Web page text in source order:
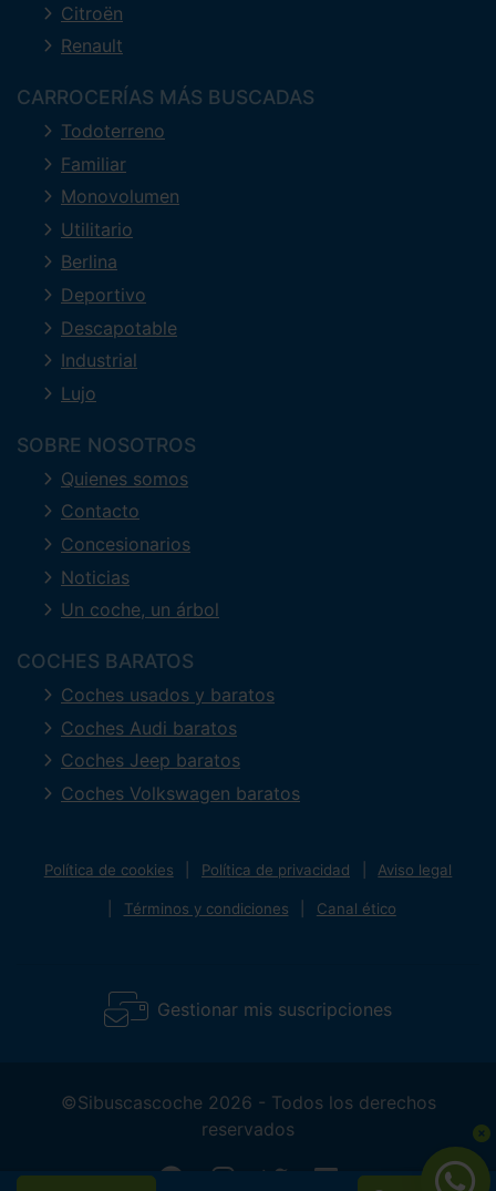
Citroën
Renault
CARROCERÍAS MÁS BUSCADAS
Todoterreno
Familiar
Monovolumen
Utilitario
Berlina
Deportivo
Descapotable
Industrial
Lujo
SOBRE NOSOTROS
Quienes somos
Contacto
Concesionarios
Noticias
Un coche, un árbol
COCHES BARATOS
Coches usados y baratos
Coches Audi baratos
Coches Jeep baratos
Coches Volkswagen baratos
Política de cookies Política de privacidad Aviso legal
Términos y condiciones Canal ético
Gestionar mis suscripciones
©Sibuscascoche 2026 - Todos los derechos
reservados